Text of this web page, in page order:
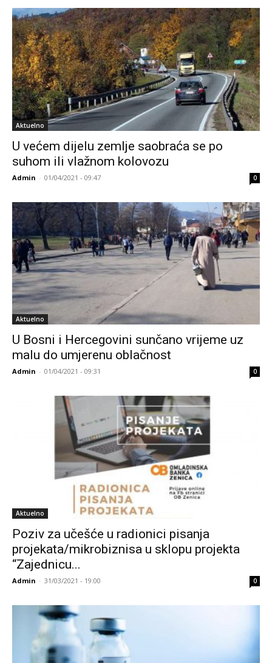
Aktuelno
U većem dijelu zemlje saobraća se po
suhom ili vlažnom kolovozu
Admin - 01/04/2021 - 09:47 0
Aktuelno
U Bosni i Hercegovini sunčano vrijeme uz
malu do umjerenu oblačnost
Admin - 01/04/2021 - 09:31 0
Aktuelno
Poziv za učešće u radionici pisanja
projekata/mikrobiznisa u sklopu projekta
“Zajednicu...
Admin - 31/03/2021 - 19:00 0